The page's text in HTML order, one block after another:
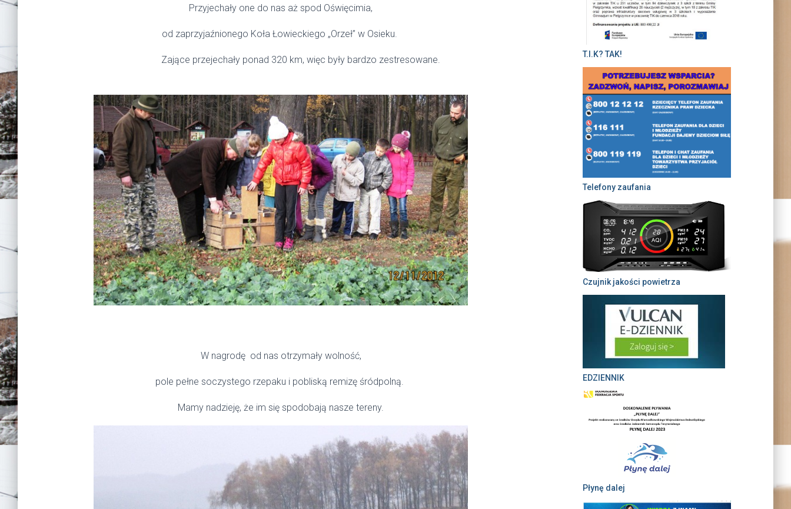
Przyjechały one do nas aż spod Oświęcimia,
od zaprzyjaźnionego Koła Łowieckiego „Orzeł” w Osieku.
Zające przejechały ponad 320 km, więc były bardzo zestresowane.
W nagrodę od nas otrzymały wolność,
pole pełne soczystego rzepaku i pobliską remizę śródpolną.
Mamy nadzieję, że im się spodobają nasze tereny.
T.I.K? TAK!
Telefony zaufania
Czujnik jakości powietrza
EDZIENNIK
Płynę dalej